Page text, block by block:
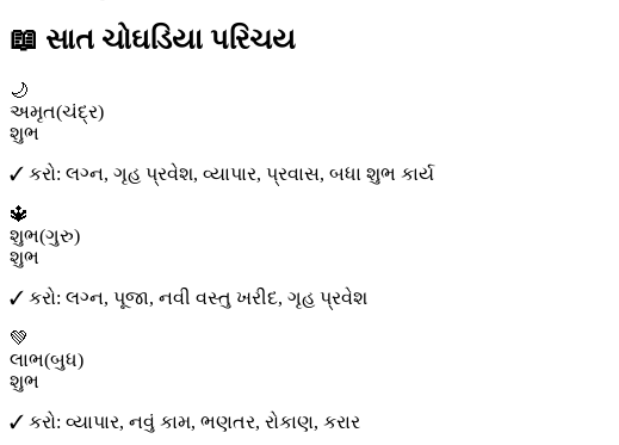
📖 સાત ચોઘડિયા પરિચય
🌙
અમૃત(ચંદ્ર)
શુભ
✓ કરો: લગ્ન, ગૃહ પ્રવેશ, વ્યાપાર, પ્રવાસ, બધા શુભ કાર્ય
🔱
શુભ(ગુરુ)
શુભ
✓ કરો: લગ્ન, પૂજા, નવી વસ્તુ ખરીદ, ગૃહ પ્રવેશ
💚
લાભ(બુધ)
શુભ
✓ કરો: વ્યાપાર, નવું કામ, ભણતર, રોકાણ, કરાર